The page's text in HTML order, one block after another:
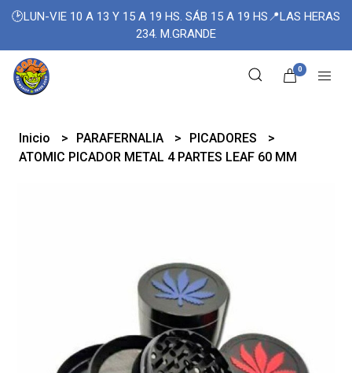
🕑LUN-VIE 10 A 13 Y 15 A 19 HS. SÁB 15 A 19 HS📍LAS HERAS
234. M.GRANDE
0
Inicio PARAFERNALIA
PICADORES
ATOMIC PICADOR METAL 4 PARTES LEAF 60 MM